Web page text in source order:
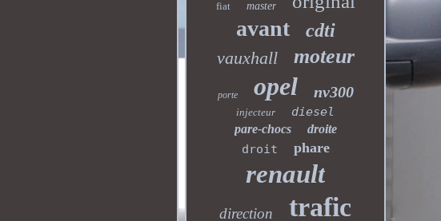
fiat master
avant cdti
vauxhall moteur
porte opel nv300
injecteur diesel
pare-chocs droite
droit phare
renault
direction trafic